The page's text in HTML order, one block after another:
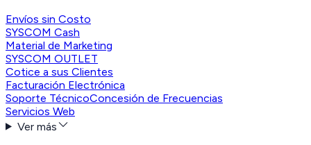
Envíos sin Costo
SYSCOM Cash
Material de Marketing
SYSCOM OUTLET
Cotice a sus Clientes
Facturación Electrónica
Soporte TécnicoConcesión de Frecuencias
Servicios Web
Ver más